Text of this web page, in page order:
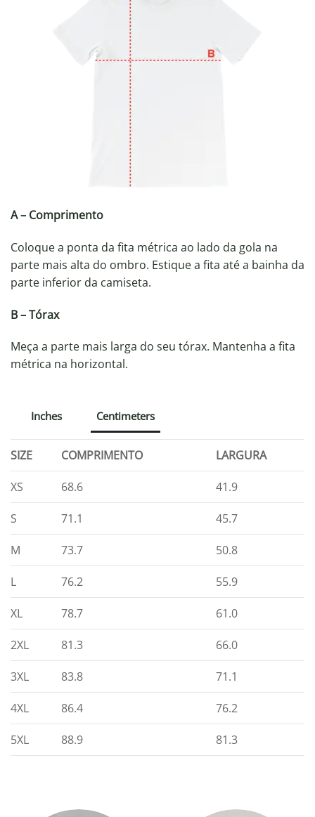
A – Comprimento
Coloque a ponta da fita métrica ao lado da gola na
parte mais alta do ombro. Estique a fita até a bainha da
parte inferior da camiseta.
B – Tórax
Meça a parte mais larga do seu tórax. Mantenha a fita
métrica na horizontal.
Inches Centimeters
SIZE COMPRIMENTO LARGURA
XS 68.6 41.9
S 71.1 45.7
M 73.7 50.8
L 76.2 55.9
XL 78.7 61.0
2XL 81.3 66.0
3XL 83.8 71.1
4XL 86.4 76.2
5XL 88.9 81.3